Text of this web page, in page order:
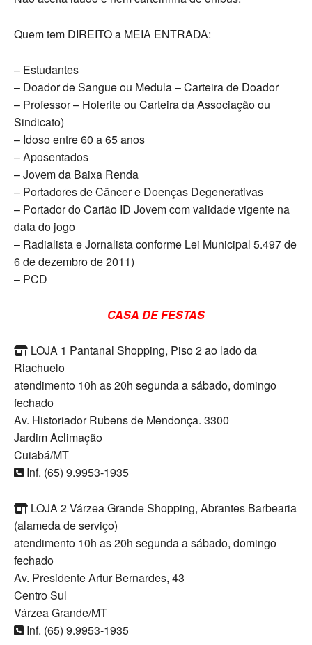
Quem tem DIREITO a MEIA ENTRADA:
– Estudantes
– Doador de Sangue ou Medula – Carteira de Doador
– Professor – Holerite ou Carteira da Associação ou
Sindicato)
– Idoso entre 60 a 65 anos
– Aposentados
– Jovem da Baixa Renda
– Portadores de Câncer e Doenças Degenerativas
– Portador do Cartão ID Jovem com validade vigente na
data do jogo
– Radialista e Jornalista conforme Lei Municipal 5.497 de
6 de dezembro de 2011)
– PCD
CASA DE FESTAS
LOJA 1 Pantanal Shopping, Piso 2 ao lado da
Riachuelo
atendimento 10h as 20h segunda a sábado, domingo
fechado
Av. Historiador Rubens de Mendonça. 3300
Jardim Aclimação
Cuiabá/MT
Inf. (65) 9.9953-1935
LOJA 2 Várzea Grande Shopping, Abrantes Barbearia
(alameda de serviço)
atendimento 10h as 20h segunda a sábado, domingo
fechado
Av. Presidente Artur Bernardes, 43
Centro Sul
Várzea Grande/MT
Inf. (65) 9.9953-1935